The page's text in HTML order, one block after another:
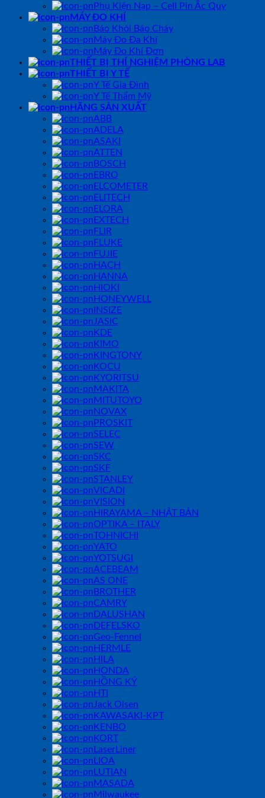
Phụ Kiện Nạp – Cell Pin Ắc Quy
MÁY ĐO KHÍ
Báo Khói Báo Cháy
Máy Đo Đa Khí
Máy Đo Khí Đơn
THIẾT BỊ THÍ NGHIỆM PHÒNG LAB
THIẾT BỊ Y TẾ
Y Tế Gia Đình
Y Tế Thẩm Mỹ
HÃNG SẢN XUẤT
ABB
ADELA
ASAKI
ATTEN
BOSCH
EBRO
ELCOMETER
ELITECH
ELORA
EXTECH
FLIR
FLUKE
FUJIE
HACH
HANNA
HIOKI
HONEYWELL
INSIZE
JASIC
KDE
KIMO
KINGTONY
KOCU
KYORITSU
MAKITA
MITUTOYO
NOVAX
PROSKIT
SELEC
SEW
SKC
SKF
STANLEY
VICADI
VISION
HIRAYAMA – NHẬT BẢN
OPTIKA – ITALY
TOHNICHI
YATO
YOTSUGI
ACEBEAM
AS ONE
BROTHER
CAMRY
DALUSHAN
DEFELSKO
Geo-Fennel
HERMLE
HILA
HONDA
HỒNG KÝ
HTI
Jack Olsen
KAWASAKI-KPT
KENBO
KORT
LaserLiner
LIOA
LUTIAN
MASADA
Milwaukee